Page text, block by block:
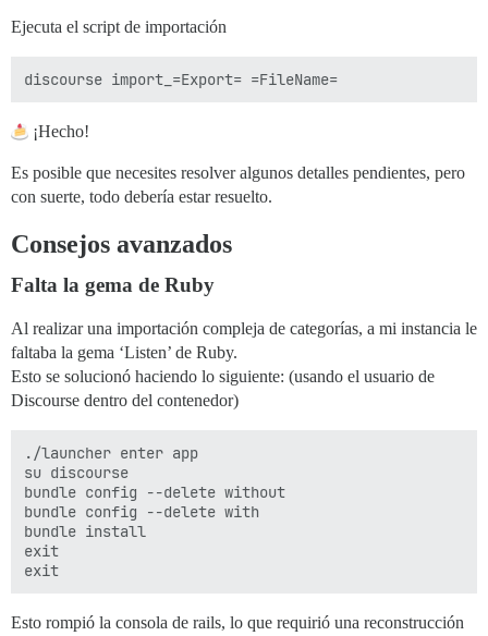
Ejecuta el script de importación
¡Hecho!
Es posible que necesites resolver algunos detalles pendientes, pero
con suerte, todo debería estar resuelto.
Consejos avanzados
Falta la gema de Ruby
Al realizar una importación compleja de categorías, a mi instancia le
faltaba la gema ‘Listen’ de Ruby.
Esto se solucionó haciendo lo siguiente: (usando el usuario de
Discourse dentro del contenedor)
./launcher enter app
su discourse
bundle config --delete without
bundle config --delete with
bundle install
exit
Esto rompió la consola de rails, lo que requirió una reconstrucción